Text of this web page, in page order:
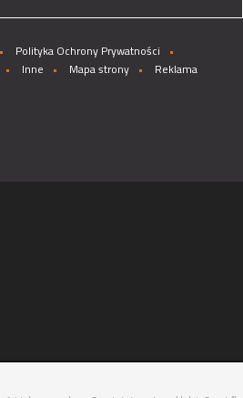
Polityka Ochrony Prywatności
Inne Mapa strony Reklama